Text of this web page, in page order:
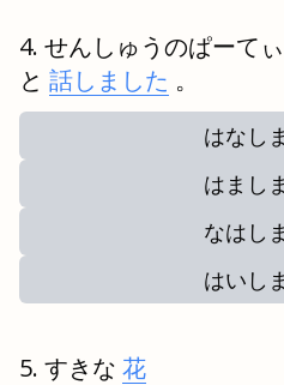
せんしゅうのぱーて
と 話しました 。
はなし
はまし
なはし
はいし
すきな 花